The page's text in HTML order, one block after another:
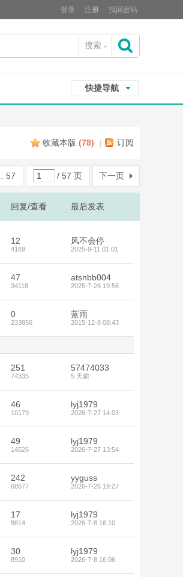
登录 注册 找回密码
搜索
快捷导航
收藏本版 (78) | 订阅
... 57 / 57 页 下一页
回复/查看 最后发表
12
4169
风不会停
2025-9-11 01:01
47
34118
atsnbb004
2025-7-26 19:56
0
233856
蓝雨
2015-12-8 08:43
251
74335
57474033
5 天前
46
10179
lyj1979
2026-7-27 14:03
49
14526
lyj1979
2026-7-27 13:54
242
68677
yyguss
2026-7-26 19:27
17
8814
lyj1979
2026-7-8 16:10
30
8910
lyj1979
2026-7-8 16:06